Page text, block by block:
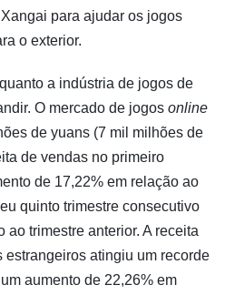
para ajudar os jogos
o exterior.
a indústria de jogos de
O mercado de jogos online
de yuans (7 mil milhões de
de vendas no primeiro
de 17,22% em relação ao
quinto trimestre consecutivo
ao trimestre anterior. A receita
estrangeiros atingiu um recorde
aumento de 22,26% em